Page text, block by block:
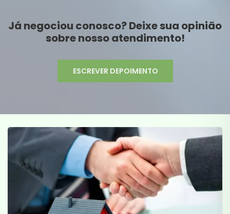
Já negociou conosco? Deixe sua opinião
sobre nosso atendimento!
ESCREVER DEPOIMENTO